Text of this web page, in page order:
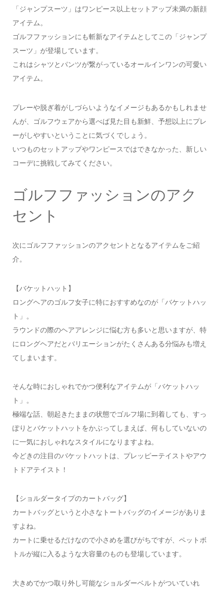
「ジャンプスーツ」はワンピース以上セットアップ未満の新顔
アイテム。
ゴルフファッションにも斬新なアイテムとしてこの「ジャンプ
スーツ」が登場しています。
これはシャツとパンツが繋がっているオールインワンの可愛い
アイテム。
プレーや脱ぎ着がしづらいようなイメージもあるかもしれませ
んが、ゴルフウェアから選べば見た目も新鮮、予想以上にプレ
ーがしやすいということに気づくでしょう。
いつものセットアップやワンピースではできなかった、新しい
コーデに挑戦してみてください。
ゴルフファッションのアク
セント
次にゴルフファッションのアクセントとなるアイテムをご紹
介。
【バケットハット】
ロングヘアのゴルフ女子に特におすすめなのが「バケットハッ
ト」。
ラウンドの際のヘアアレンジに悩む方も多いと思いますが、特
にロングヘアだとバリエーションがたくさんある分悩みも増え
てしまいます。
そんな時におしゃれでかつ便利なアイテムが「バケットハッ
ト」。
極端な話、朝起きたままの状態でゴルフ場に到着しても、すっ
ぽりとバケットハットをかぶってしまえば、何もしていないの
に一気におしゃれなスタイルになりますよね。
今どきの注目のバケットハットは、プレッピーテイストやアウ
トドアテイスト！
【ショルダータイプのカートバッグ】
カートバッグというと小さなトートバッグのイメージがありま
すよね。
カートに乗せるだけなので小さめを選びがちですが、ペットボ
トルが縦に入るような大容量のものも登場しています。
大きめでかつ取り外し可能なショルダーベルトがついていれ